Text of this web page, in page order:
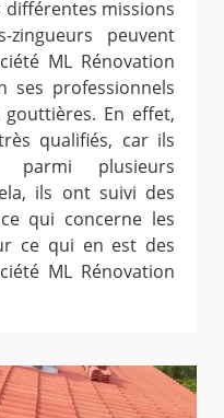
différentes missions
zingueurs peuvent
ML Rénovation
ses professionnels
En effet,
qualifiés, car ils
parmi plusieurs
ils ont suivi des
qui concerne les
ce qui en est des
ML Rénovation